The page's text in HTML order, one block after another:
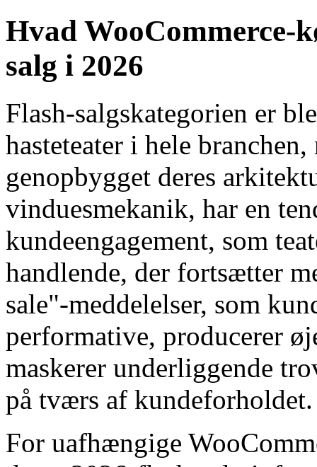
Hvad WooCommerce-
salg i 2026
Flash-salgskategorien er
hasteteater i hele
genopbygget deres
vinduesmekanik, har en
kundeengagement, som
handlende, der fortsætter
sale"-meddelelser, som
performative, producerer
maskerer underliggende
på tværs af kundeforholdet.
For uafhængige